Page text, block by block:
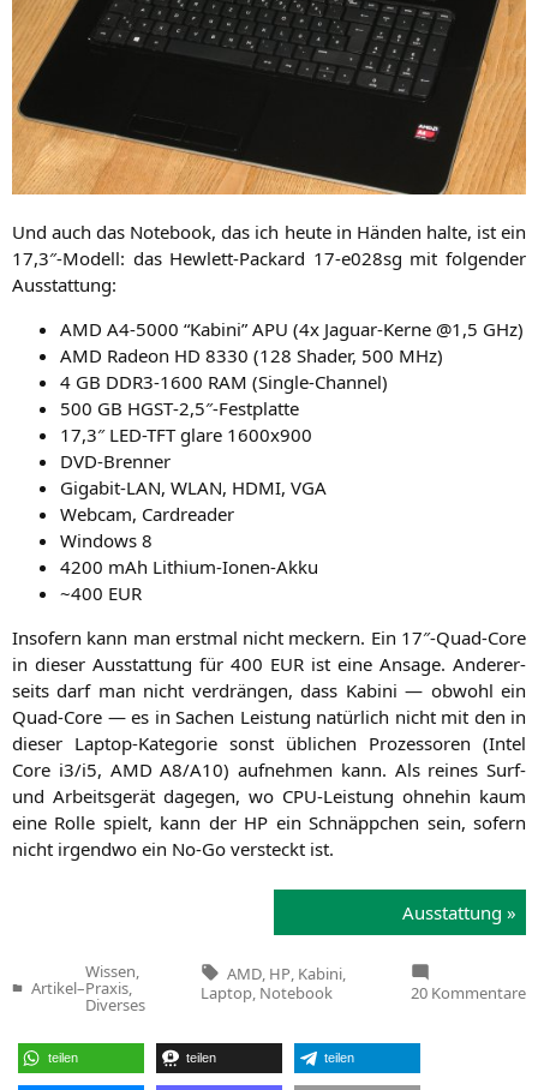
Und auch das Note­book, das ich heu­te in Hän­den hal­te, ist ein
17,3″-Modell: das Hew­lett-Packard 17-e028sg mit fol­gen­der
Ausstattung:
AMD A4-5000 “Kabi­ni” APU (4x Jagu­ar-Ker­ne @1,5 GHz)
AMD Rade­on HD 8330 (128 Shader, 500 MHz)
4 GB DDR3-1600 RAM (Sin­gle-Chan­nel)
500 GB HGST‑2,5″-Festplatte
17,3″ LED-TFTgla­re 1600x900
DVD-Bren­ner
Giga­bit-LAN, WLAN, HDMI, VGA
Web­cam, Cardreader
Win­dows 8
4200 mAh Lithium-Ionen-Akku
~400 EUR
Inso­fern kann man erst­mal nicht meckern. Ein 17″-Quad-Core
in die­ser Aus­stat­tung für 400 EUR ist eine Ansa­ge. Ande­rer­
seits darf man nicht ver­drän­gen, dass Kabi­ni — obwohl ein
Quad-Core — es in Sachen Leis­tung natür­lich nicht mit den in
die­ser Lap­top-Kate­go­rie sonst übli­chen Pro­zes­so­ren (Intel
Core i3/i5, AMD A8/A10) auf­neh­men kann. Als rei­nes Surf-
und Arbeits­ge­rät dage­gen, wo CPU-Leis­tung ohne­hin kaum
eine Rol­le spielt, kann der HP ein Schnäpp­chen sein, sofern
nicht irgend­wo ein No-Go ver­steckt ist.
Aus­stat­tung »
Veröffentlicht
Artikel–
Wissen,
Praxis,
Diverses
Tags:
AMD HP Kabini
Laptop, Notebook 20 Kommentare
teilen teilen teilen